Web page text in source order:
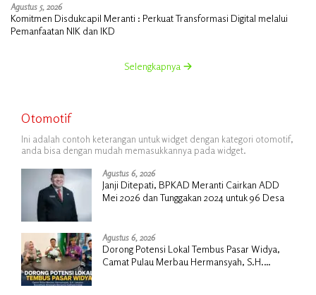
Agustus 5, 2026
Komitmen Disdukcapil Meranti : Perkuat Transformasi Digital melalui
Pemanfaatan NIK dan IKD
Selengkapnya
Otomotif
Ini adalah contoh keterangan untuk widget dengan kategori otomotif,
anda bisa dengan mudah memasukkannya pada widget.
Agustus 6, 2026
Janji Ditepati, BPKAD Meranti Cairkan ADD
Mei 2026 dan Tunggakan 2024 untuk 96 Desa
Agustus 6, 2026
Dorong Potensi Lokal Tembus Pasar Widya,
Camat Pulau Merbau Hermansyah, S.H.